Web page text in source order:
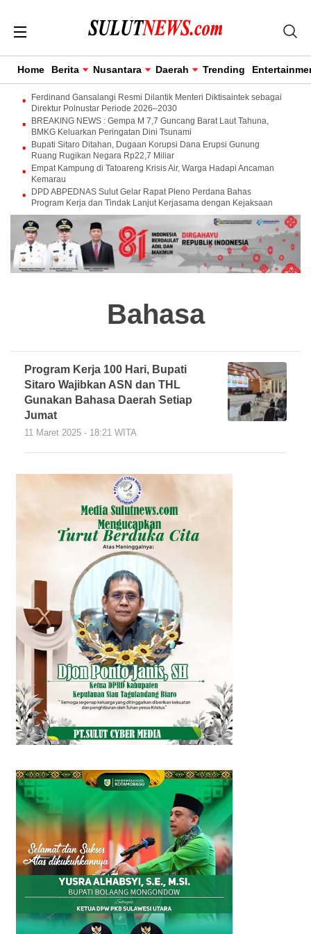
Home Berita Nusantara Daerah Trending
Ferdinand Gansalangi Resmi Dilantik Menteri Diktisaintek sebagai
Direktur Polnustar Periode 2026–2030
BREAKING NEWS : Gempa M 7,7 Guncang Barat Laut Tahuna,
BMKG Keluarkan Peringatan Dini Tsunami
Bupati Sitaro Ditahan, Dugaan Korupsi Dana Erupsi Gunung
Ruang Rugikan Negara Rp22,7 Miliar
Empat Kampung di Tatoareng Krisis Air, Warga Hadapi Ancaman
Kemarau
DPD ABPEDNAS Sulut Gelar Rapat Pleno Perdana Bahas
Program Kerja dan Tindak Lanjut Kerjasama dengan Kejaksaan
Bahasa
Program Kerja 100 Hari, Bupati
Sitaro Wajibkan ASN dan THL
Gunakan Bahasa Daerah Setiap
Jumat
11 Maret 2025 - 18:21 WITA